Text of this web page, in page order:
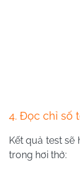
4. Đọc chỉ số
Kết quả test sẽ
trong hơi thở: